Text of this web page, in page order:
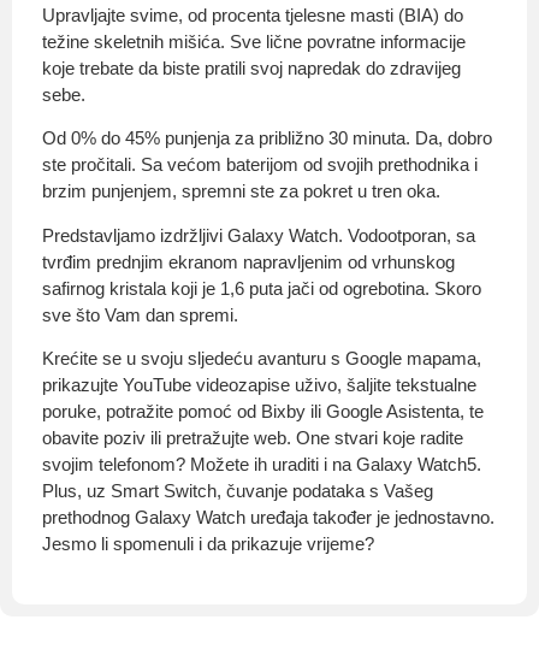
Upravljajte svime, od procenta tjelesne masti (BIA) do
težine skeletnih mišića. Sve lične povratne informacije
koje trebate da biste pratili svoj napredak do zdravijeg
sebe.
Od 0% do 45% punjenja za približno 30 minuta. Da, dobro
ste pročitali. Sa većom baterijom od svojih prethodnika i
brzim punjenjem, spremni ste za pokret u tren oka.
Predstavljamo izdržljivi Galaxy Watch. Vodootporan, sa
tvrđim prednjim ekranom napravljenim od vrhunskog
safirnog kristala koji je 1,6 puta jači od ogrebotina. Skoro
sve što Vam dan spremi.
Krećite se u svoju sljedeću avanturu s Google mapama,
prikazujte YouTube videozapise uživo, šaljite tekstualne
poruke, potražite pomoć od Bixby ili Google Asistenta, te
obavite poziv ili pretražujte web. One stvari koje radite
svojim telefonom? Možete ih uraditi i na Galaxy Watch5.
Plus, uz Smart Switch, čuvanje podataka s Vašeg
prethodnog Galaxy Watch uređaja također je jednostavno.
Jesmo li spomenuli i da prikazuje vrijeme?